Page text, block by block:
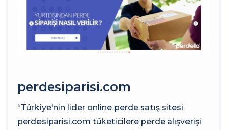
perdesiparisi.com
“Türkiye'nin lider online perde satış sitesi
perdesiparisi.com tüketicilere perde alışverişi